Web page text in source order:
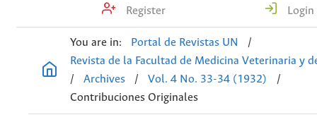
Register Login
You are in: Portal de Revistas UN
/
Revista de la Facultad de Medicina Veterinaria y
/
Archives / Vol. 4 No. 33-34 (1932)
/
Contribuciones Originales